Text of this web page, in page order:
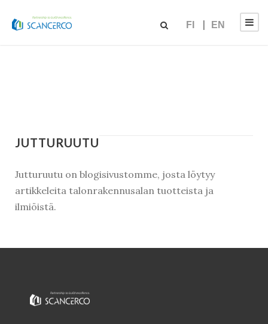
FI EN
JUTTURUUTU
Jutturuutu on blogisivustomme, josta löytyy
artikkeleita talonrakennusalan tuotteista ja
ilmiöistä.